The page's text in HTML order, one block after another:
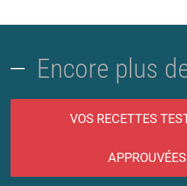
Encore plus
VOS RECETTES